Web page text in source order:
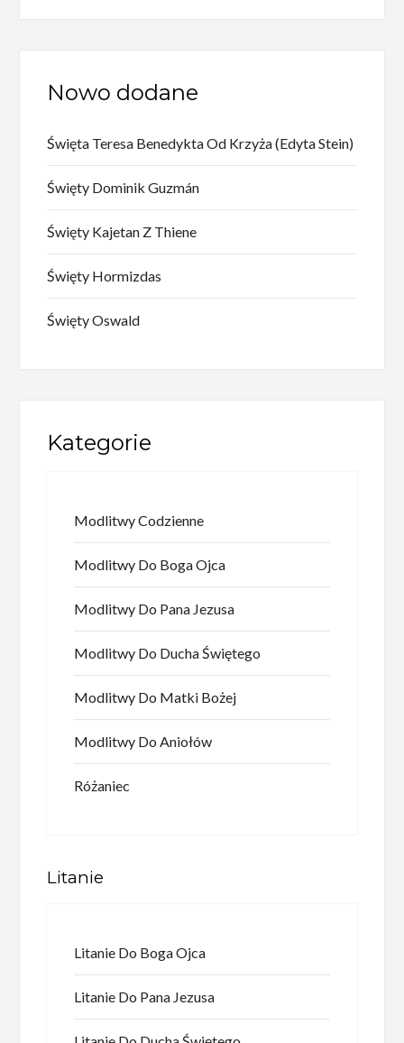
Nowo dodane
Święta Teresa Benedykta Od Krzyża (Edyta Stein)
Święty Dominik Guzmán
Święty Kajetan Z Thiene
Święty Hormizdas
Święty Oswald
Kategorie
Modlitwy Codzienne
Modlitwy Do Boga Ojca
Modlitwy Do Pana Jezusa
Modlitwy Do Ducha Świętego
Modlitwy Do Matki Bożej
Modlitwy Do Aniołów
Różaniec
Litanie
Litanie Do Boga Ojca
Litanie Do Pana Jezusa